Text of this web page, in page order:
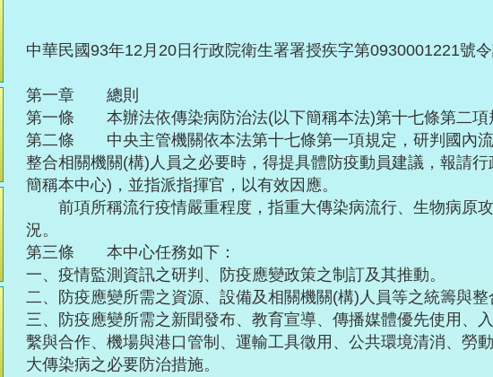
中華民國93年12月20日行政院衛生署署授疾字第0930001221號
第一章 總則
第一條 本辦法依傳染病防治法(以下簡稱本法)第十七條第二項
第二條 中央主管機關依本法第十七條第一項規定，研判國內流
整合相關機關(構)人員之必要時，得提具體防疫動員建議，報請
簡稱本中心)，並指派指揮官，以有效因應。
前項所稱流行疫情嚴重程度，指重大傳染病流行、生物病原
況。
第三條 本中心任務如下：
一、疫情監測資訊之研判、防疫應變政策之制訂及其推動。
二、防疫應變所需之資源、設備及相關機關(構)人員等之統籌與整
三、防疫應變所需之新聞發布、教育宣導、傳播媒體優先使用、
繫與合作、機場與港口管制、運輸工具徵用、公共環境清消、勞
大傳染病之必要防治措施。